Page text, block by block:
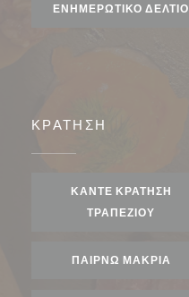
ΕΝΗΜΕΡΩΤΙΚΌ ΔΕΛΤΊΟ
ΚΡΆΤΗΣΗ
ΚΆΝΤΕ ΚΡΆΤΗΣΗ
ΤΡΑΠΕΖΙΟΎ
ΠΑΊΡΝΩ ΜΑΚΡΙΆ